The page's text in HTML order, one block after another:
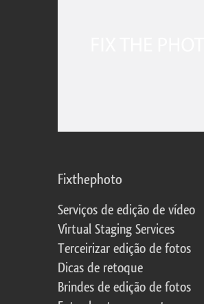
Fixthephoto
Serviços de edição de vídeo
Virtual Staging Services
Terceirizar edição de fotos
Dicas de retoque
Brindes de edição de fotos